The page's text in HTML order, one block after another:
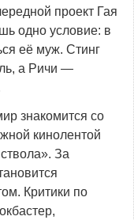
проект Гая
одно условие: в
её муж. Стинг
а Ричи —
знакомится со
кинолентой
За
Критики по